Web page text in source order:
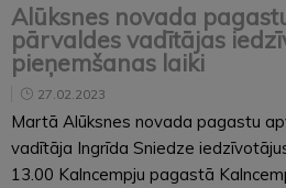
Alūksnes novada
pārvaldes vadītājas
pieņemšanas laiki
27.02.2023
Martā Alūksnes novada pagastu
vadītāja Ingrīda Sniedze
13.00 Kalncempju pagastā